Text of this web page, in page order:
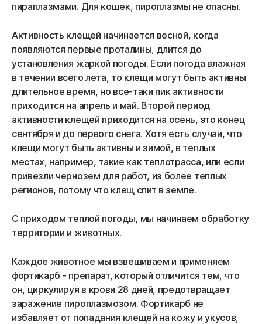
пираплазмами. Для кошек, пироплазмы не опасны.
Активность клещей начинается весной, когда
появляются первые проталины, длится до
установления жаркой погоды. Если погода влажная
в течении всего лета, то клещи могут быть активны
длительное время, но все-таки пик активности
приходится на апрель и май. Второй период
активности клещей приходится на осень, это конец
сентября и до первого снега. Хотя есть случаи, что
клещи могут быть активны и зимой, в теплых
местах, например, такие как теплотрасса, или если
привезли чернозем для работ, из более теплых
регионов, потому что клещ спит в земле.
С приходом теплой погоды, мы начинаем обработку
территории и животных.
Каждое животное мы взвешиваем и применяем
фортикарб - препарат, который отличится тем, что
он, циркулируя в крови 28 дней, предотвращает
заражение пироплазмозом. Фортикарб не
избавляет от попадания клещей на кожу и укусов,